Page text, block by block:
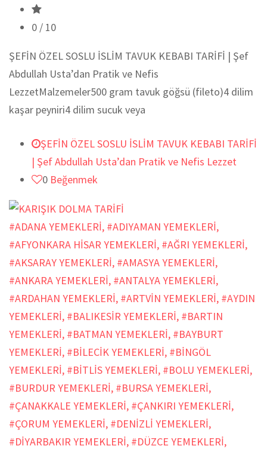
0 / 10
ŞEFİN ÖZEL SOSLU İSLİM TAVUK KEBABI TARİFİ | Şef
Abdullah Usta’dan Pratik ve Nefis
LezzetMalzemeler500 gram tavuk göğsü (fileto)4 dilim
kaşar peyniri4 dilim sucuk veya
ŞEFİN ÖZEL SOSLU İSLİM TAVUK KEBABI TARİFİ
| Şef Abdullah Usta’dan Pratik ve Nefis Lezzet
0 Beğenmek
#ADANA YEMEKLERİ, #ADIYAMAN YEMEKLERİ,
#AFYONKARA HİSAR YEMEKLERİ, #AĞRI YEMEKLERİ,
#AKSARAY YEMEKLERİ, #AMASYA YEMEKLERİ,
#ANKARA YEMEKLERİ, #ANTALYA YEMEKLERİ,
#ARDAHAN YEMEKLERİ, #ARTVİN YEMEKLERİ, #AYDIN
YEMEKLERİ, #BALIKESİR YEMEKLERİ, #BARTIN
YEMEKLERİ, #BATMAN YEMEKLERİ, #BAYBURT
YEMEKLERİ, #BİLECİK YEMEKLERİ, #BİNGÖL
YEMEKLERİ, #BİTLİS YEMEKLERİ, #BOLU YEMEKLERİ,
#BURDUR YEMEKLERİ, #BURSA YEMEKLERİ,
#ÇANAKKALE YEMEKLERİ, #ÇANKIRI YEMEKLERİ,
#ÇORUM YEMEKLERİ, #DENİZLİ YEMEKLERİ,
#DİYARBAKIR YEMEKLERİ, #DÜZCE YEMEKLERİ,